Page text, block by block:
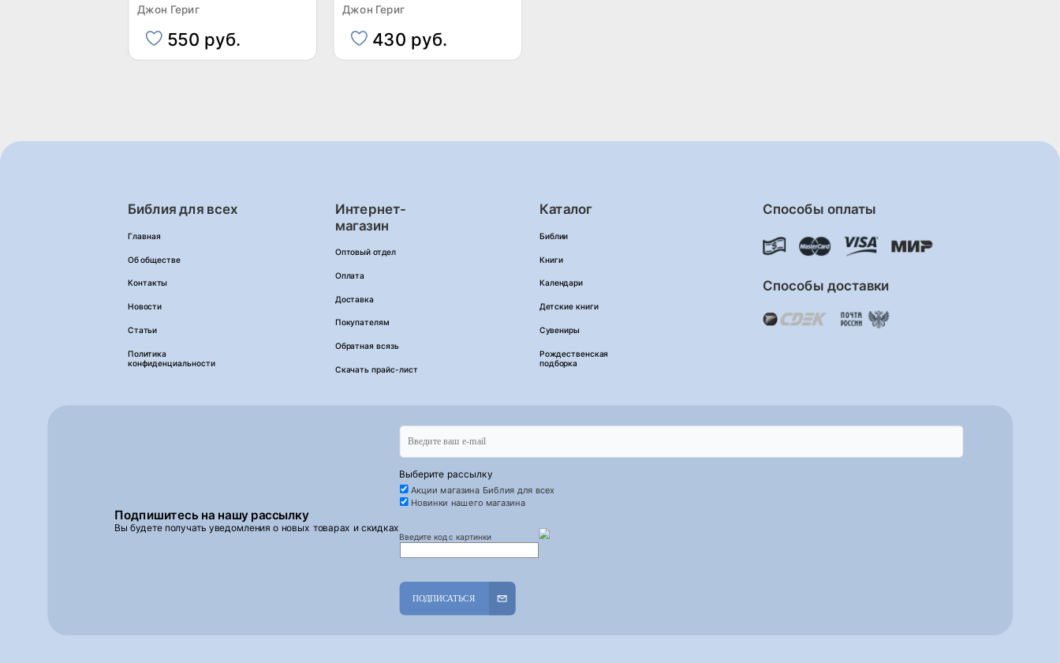
Джон Гериг
550 руб.
Джон Гериг
430 руб.
Библия для всех
Главная
Об обществе
Контакты
Новости
Статьи
Политика
конфиденциальности
Интернет-
магазин
Оптовый отдел
Оплата
Доставка
Покупателям
Обратная всязь
Скачать прайс-лист
Каталог
Библии
Книги
Календари
Детские книги
Сувениры
Рождественская
подборка
Способы оплаты
Способы доставки
Подпишитесь на нашу рассылку
Вы будете получать уведомления о новых товарах и скидках
Выберите рассылку
Акции магазина Библия для всех
Новинки нашего магазина
Введите код с картинки
ПОДПИСАТЬСЯ